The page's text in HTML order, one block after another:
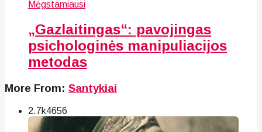
Mėgstamiausi
„Gazlaitingas“: pavojingas
psichologinės manipuliacijos
metodas
More From: Santykiai
2.7k4656